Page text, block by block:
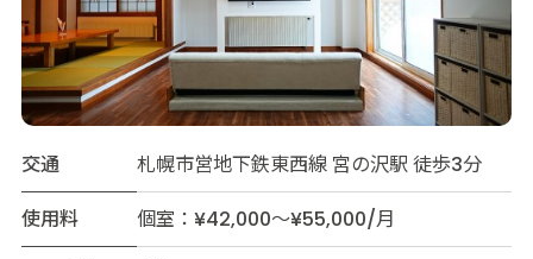
交通
札幌市営地下鉄東西線 宮の沢駅 徒歩3分
使用料
個室：¥42,000～¥55,000/月